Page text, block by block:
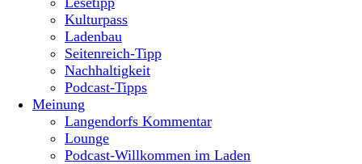
Kulturpass
Ladenbau
Seitenreich-Tipp
Nachhaltigkeit
Podcast-Tipps
Meinung
Langendorfs Kommentar
Lounge
Podcast-Willkommen im Laden